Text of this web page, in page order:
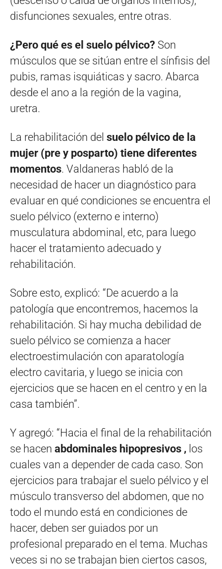
disfunciones sexuales, entre otras.
¿Pero qué es el suelo pélvico? Son
músculos que se sitúan entre el sínfisis del
pubis, ramas isquiáticas y sacro. Abarca
desde el ano a la región de la vagina,
uretra.
La rehabilitación del suelo pélvico de la
mujer (pre y posparto) tiene diferentes
momentos. Valdaneras habló de la
necesidad de hacer un diagnóstico para
evaluar en qué condiciones se encuentra el
suelo pélvico (externo e interno)
musculatura abdominal, etc, para luego
hacer el tratamiento adecuado y
rehabilitación.
Sobre esto, explicó: “De acuerdo a la
patología que encontremos, hacemos la
rehabilitación. Si hay mucha debilidad de
suelo pélvico se comienza a hacer
electroestimulación con aparatología
electro cavitaria, y luego se inicia con
ejercicios que se hacen en el centro y en la
casa también”.
Y agregó: “Hacia el final de la rehabilitación
se hacen abdominales hipopresivos , los
cuales van a depender de cada caso. Son
ejercicios para trabajar el suelo pélvico y el
músculo transverso del abdomen, que no
todo el mundo está en condiciones de
hacer, deben ser guiados por un
profesional preparado en el tema. Muchas
veces si no se trabajan bien ciertos casos,